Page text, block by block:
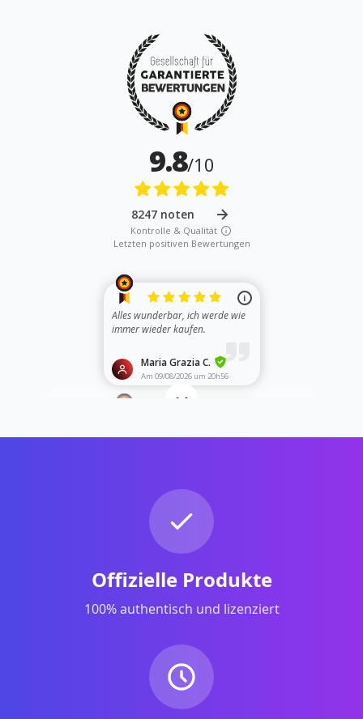
Offizielle Produkte
100% authentisch und lizenziert